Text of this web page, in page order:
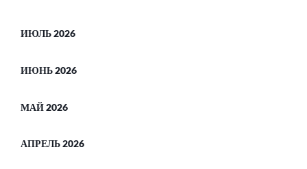
ИЮЛЬ 2026
ИЮНЬ 2026
МАЙ 2026
АПРЕЛЬ 2026